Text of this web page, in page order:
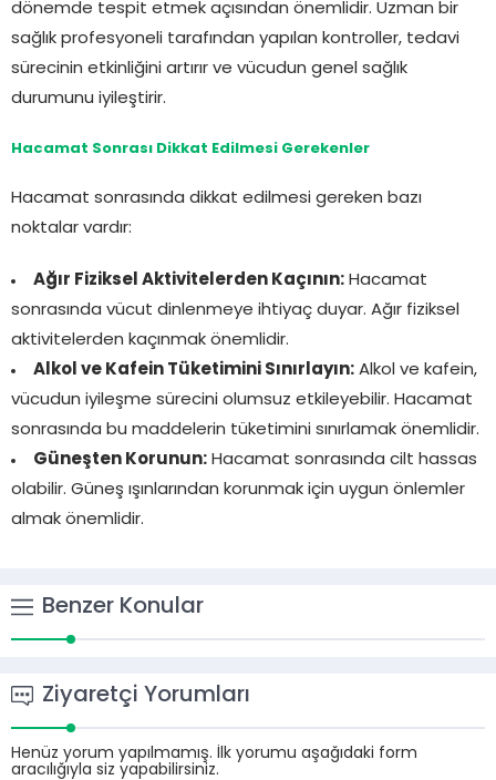
dönemde tespit etmek açısından önemlidir. Uzman bir
sağlık profesyoneli tarafından yapılan kontroller, tedavi
sürecinin etkinliğini artırır ve vücudun genel sağlık
durumunu iyileştirir.
Hacamat Sonrası Dikkat Edilmesi Gerekenler
Hacamat sonrasında dikkat edilmesi gereken bazı
noktalar vardır:
Ağır Fiziksel Aktivitelerden Kaçının: Hacamat
sonrasında vücut dinlenmeye ihtiyaç duyar. Ağır fiziksel
aktivitelerden kaçınmak önemlidir.
Alkol ve Kafein Tüketimini Sınırlayın: Alkol ve kafein,
vücudun iyileşme sürecini olumsuz etkileyebilir. Hacamat
sonrasında bu maddelerin tüketimini sınırlamak önemlidir.
Güneşten Korunun: Hacamat sonrasında cilt hassas
olabilir. Güneş ışınlarından korunmak için uygun önlemler
almak önemlidir.
Benzer Konular
Ziyaretçi Yorumları
Henüz yorum yapılmamış. İlk yorumu aşağıdaki form
aracılığıyla siz yapabilirsiniz.